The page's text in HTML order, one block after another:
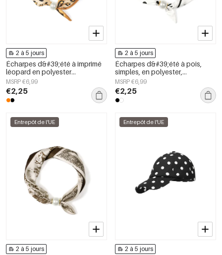
2 à 5 jours
Écharpes d&#39;été à imprimé
léopard en polyester
décontracté, accessoires du
quotidien
MSRP €6,99
€2,25
2 à 5 jours
Écharpes d&#39;été à pois,
simples, en polyester,
accessoires du quotidien
MSRP €6,99
€2,25
Entrepôt de l'UE
2 à 5 jours
Entrepôt de l'UE
2 à 5 jours